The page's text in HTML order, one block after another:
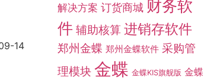
14
解决方案 订货商城 财务软
件 辅助核算 进销存软件
郑州金蝶 郑州金蝶软件 采购管
理模块 金蝶 金蝶KIS旗舰版 金蝶